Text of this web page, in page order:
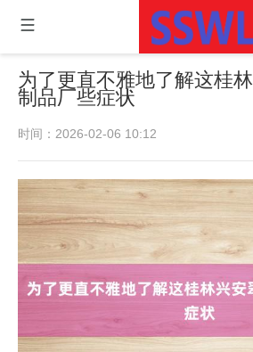
为了更直不雅地了解这桂
制品厂些症状
时间：2026-02-06 10:12